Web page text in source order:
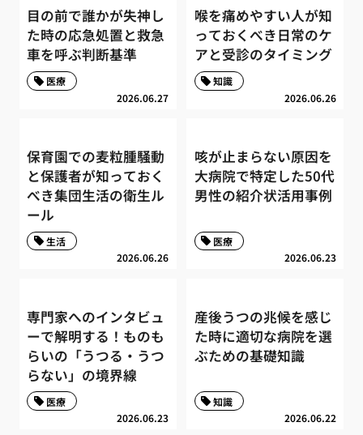
目の前で誰かが失神し
た時の応急処置と救急
車を呼ぶ判断基準
2026.06.27
医療
喉を痛めやすい人が知
っておくべき日常のケ
アと受診のタイミング
2026.06.26
知識
保育園での麦粒腫騒動
と保護者が知っておく
べき集団生活の衛生ル
ール
2026.06.26
生活
咳が止まらない原因を
大病院で特定した50代
男性の紹介状活用事例
2026.06.23
医療
専門家へのインタビュ
ーで解明する！ものも
らいの「うつる・うつ
らない」の境界線
2026.06.23
医療
産後うつの兆候を感じ
た時に適切な病院を選
ぶための基礎知識
2026.06.22
知識